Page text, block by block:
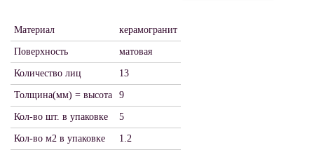
Материал керамогранит
Поверхность матовая
Количество лиц 13
Толщина(мм) = высота 9
Кол-во шт. в упаковке 5
Кол-во м2 в упаковке 1.2